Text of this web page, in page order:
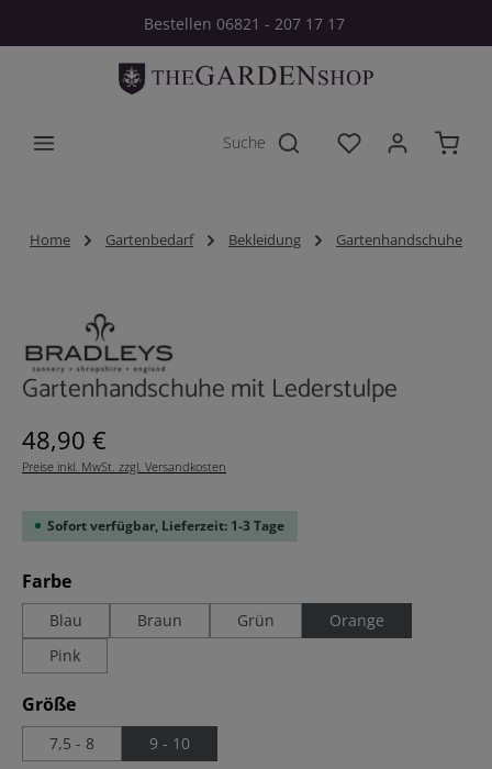
Zum Hauptinhalt springenBestellen 06821 - 207 17 17
Du hast 0
Home Gartenbedarf Bekleidung Gartenhandschuhe
Gartenhandschuhe mit Lederstulpe
Regulärer Preis:
48,90 €
Preise inkl. MwSt. zzgl. Versandkosten
Sofort verfügbar, Lieferzeit: 1-3 Tage
Farbeauswählen
Blau Braun Grün
Orange
Pink
Größeauswählen
7,5 - 8 9 - 10